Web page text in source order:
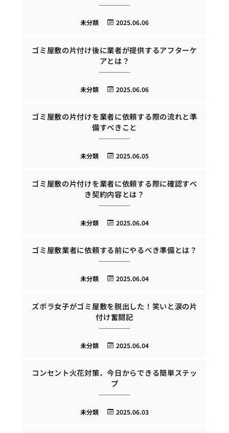
2025.06.06
未分類
ゴミ屋敷の片付け後に業者が提供するアフターケ
アとは？
2025.06.06
未分類
ゴミ屋敷の片付けを業者に依頼する際の流れと準
備すべきこと
2025.06.05
未分類
ゴミ屋敷の片付けを業者に依頼する際に確認すべ
き契約内容とは？
2025.06.04
未分類
ゴミ屋敷業者に依頼する前にやるべき準備とは？
2025.06.04
未分類
ズボラ女子がゴミ屋敷を脱出した！笑いと涙の片
付け奮闘記
2025.06.04
未分類
コンセント火花対策、今日からできる簡単ステッ
プ
2025.06.03
未分類